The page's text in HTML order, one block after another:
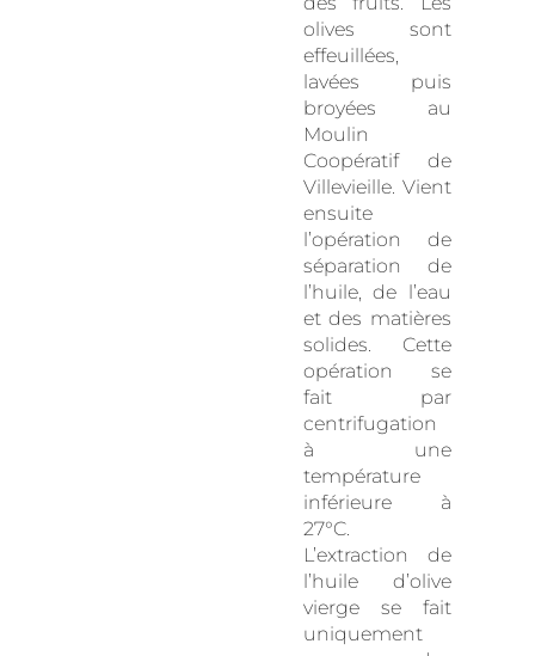
olives sont
effeuillées,
lavées puis
broyées au
Moulin
Coopératif de
Villevieille. Vient
ensuite
l’opération de
séparation de
l’huile, de l’eau
et des matières
solides. Cette
opération se
fait par
centrifugation
à une
température
inférieure à
27°C.
L’extraction de
l’huile d’olive
vierge se fait
uniquement